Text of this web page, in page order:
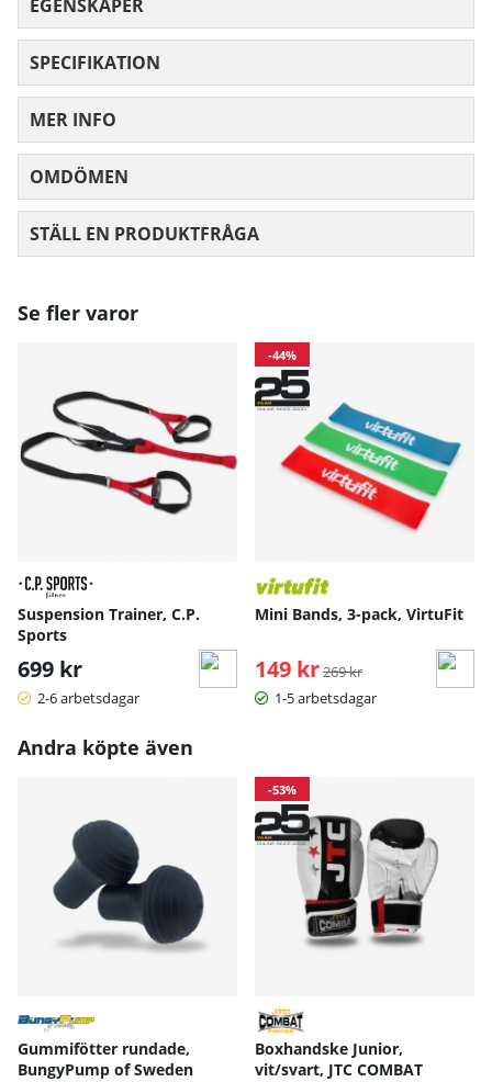
EGENSKAPER
SPECIFIKATION
MER INFO
OMDÖMEN
STÄLL EN PRODUKTFRÅGA
Se fler varor
Suspension Trainer, C.P.
Sports
699 kr
2-6 arbetsdagar
-44%
Mini Bands, 3-pack, VirtuFit
149 kr Ordinarie pris:
269 kr
1-5 arbetsdagar
Andra köpte även
Gummifötter rundade,
BungyPump of Sweden
-53%
Boxhandske Junior,
vit/svart, JTC COMBAT